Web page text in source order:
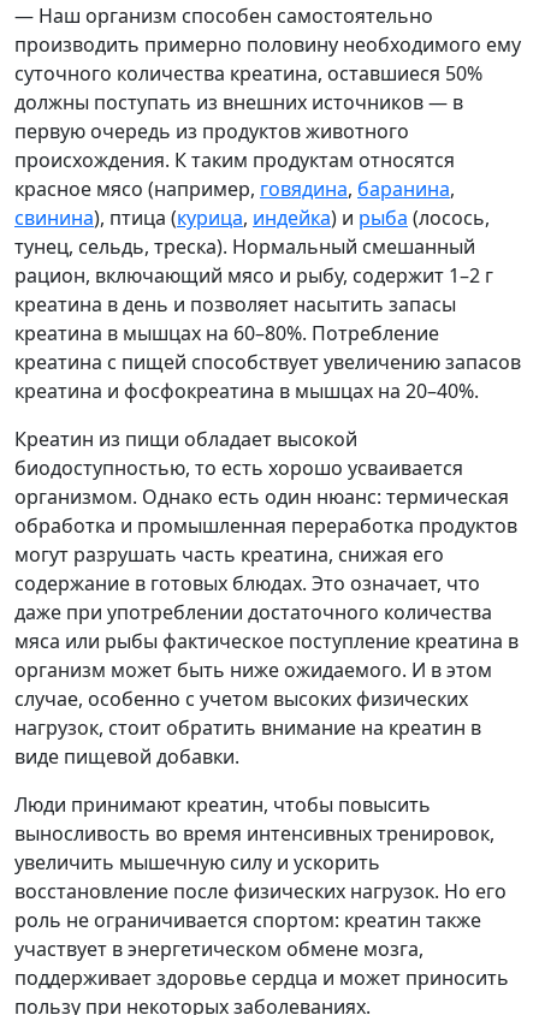
— Наш организм способен самостоятельно
производить примерно половину необходимого ему
суточного количества креатина, оставшиеся 50%
должны поступать из внешних источников — в
первую очередь из продуктов животного
происхождения. К таким продуктам относятся
красное мясо (например, говядина, баранина,
свинина), птица (курица, индейка) и рыба (лосось,
тунец, сельдь, треска). Нормальный смешанный
рацион, включающий мясо и рыбу, содержит 1–2 г
креатина в день и позволяет насытить запасы
креатина в мышцах на 60–80%. Потребление
креатина с пищей способствует увеличению запасов
креатина и фосфокреатина в мышцах на 20–40%.
Креатин из пищи обладает высокой
биодоступностью, то есть хорошо усваивается
организмом. Однако есть один нюанс: термическая
обработка и промышленная переработка продуктов
могут разрушать часть креатина, снижая его
содержание в готовых блюдах. Это означает, что
даже при употреблении достаточного количества
мяса или рыбы фактическое поступление креатина в
организм может быть ниже ожидаемого. И в этом
случае, особенно с учетом высоких физических
нагрузок, стоит обратить внимание на креатин в
виде пищевой добавки.
Люди принимают креатин, чтобы повысить
выносливость во время интенсивных тренировок,
увеличить мышечную силу и ускорить
восстановление после физических нагрузок. Но его
роль не ограничивается спортом: креатин также
участвует в энергетическом обмене мозга,
поддерживает здоровье сердца и может приносить
пользу при некоторых заболеваниях.